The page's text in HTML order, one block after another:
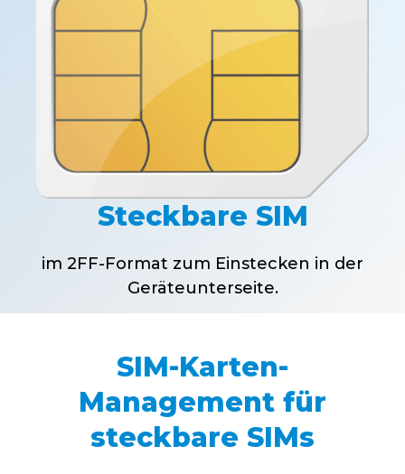
Steckbare SIM
im 2FF-Format zum Einstecken in der
Geräteunterseite.
SIM-Karten-
Management für
steckbare SIMs